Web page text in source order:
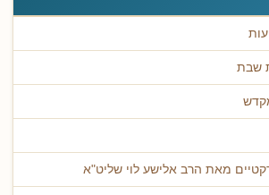
שבת
מאת הרב אלישע לוי שליט"א